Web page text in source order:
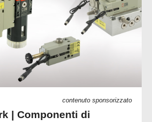
contenuto sponsorizzato
| Componenti di